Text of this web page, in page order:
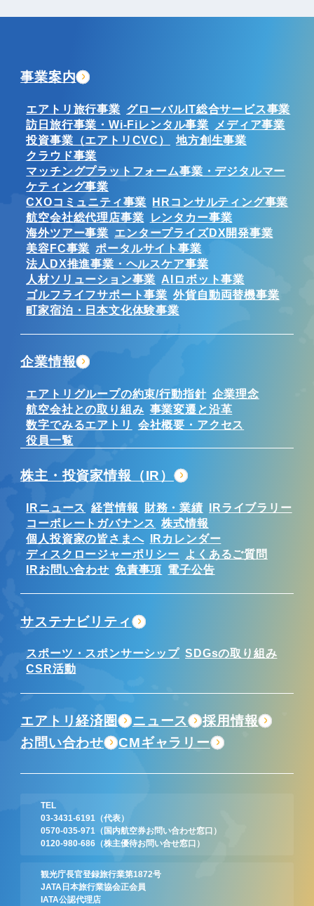
TEL
03-3431-6191
（代表）
0570-035-971
（国内航空券お問い合わせ窓口）
0120-980-686 （株主優待お問い合せ窓口）
観光庁長官登録旅行業第1872号
JATA日本旅行業協会正会員
IATA公認代理店
事業案内
エアトリ旅行事業 グローバルIT総合サービス事業
訪日旅行事業・Wi-Fiレンタル事業
メディア事業
投資事業（エアトリCVC）
地方創生事業
クラウド事業
マッチングプラットフォーム事業・デジタルマー
ケティング事業
CXOコミュニティ事業 HRコンサルティング事業
航空会社総代理店事業
レンタカー事業
海外ツアー事業 エンタープライズDX開発事業
美容FC事業 ポータルサイト事業
法人DX推進事業・ヘルスケア事業
人材ソリューション事業 AIロボット事業
ゴルフライフサポート事業 外貨自動両替機事業
町家宿泊・日本文化体験事業
企業情報
エアトリグループの約束/行動指針 企業理念
航空会社との取り組み 事業変遷と沿革
数字でみるエアトリ
会社概要・アクセス
役員一覧
株主・投資家情報（IR）
IRニュース 経営情報 財務・業績 IRライブラリー
コーポレートガバナンス 株式情報
個人投資家の皆さまへ IRカレンダー
ディスクロージャーポリシー
よくあるご質問
IRお問い合わせ 免責事項 電子公告
サステナビリティ
スポーツ・スポンサーシップ SDGsの取り組み
CSR活動
エアトリ経済圏 ニュース
採用情報
お問い合わせ
CMギャラリー